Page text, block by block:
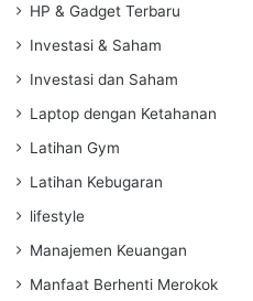
HP & Gadget Terbaru
Investasi & Saham
Investasi dan Saham
Laptop dengan Ketahanan
Latihan Gym
Latihan Kebugaran
lifestyle
Manajemen Keuangan
Manfaat Berhenti Merokok